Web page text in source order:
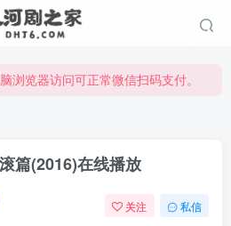
浏览器访问可正常微信扫码支付。
浏览器访问可正常微信扫码支付。
篇(2016)在线播放
关注 私信